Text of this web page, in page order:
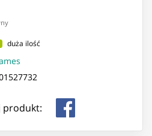
duża ilość
produkt: